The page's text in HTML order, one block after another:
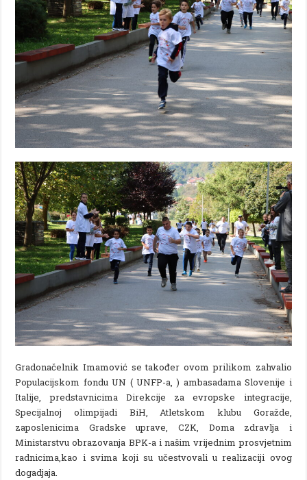
Gradonačelnik Imamović se također ovom prilikom zahvalio
Populacijskom fondu UN ( UNFP-a, ) ambasadama Slovenije i
Italije, predstavnicima Direkcije za evropske integracije,
Specijalnoj olimpijadi BiH, Atletskom klubu Goražde,
zaposlenicima Gradske uprave, CZK, Doma zdravlja i
Ministarstvu obrazovanja BPK-a i našim vrijednim prosvjetnim
radnicima,kao i svima koji su učestvovali u realizaciji ovog
dogadjaja.